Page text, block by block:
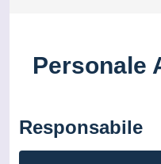
Personale
Responsabile